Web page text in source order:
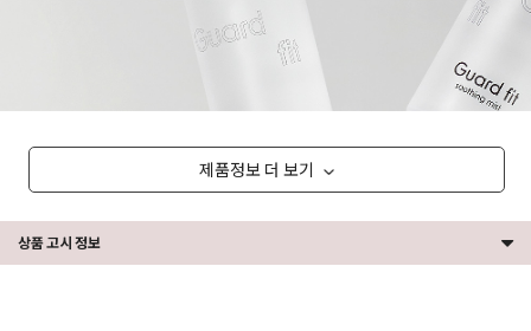
제품정보 더 보기
상품 고시 정보